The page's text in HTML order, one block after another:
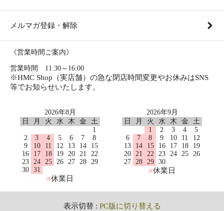
メルマガ登録・解除
《営業時間ご案内》
営業時間 11:30～16:00
※HMC Shop（実店舗）の急な閉店時間変更やお休みはSNS
等でお知らせいたします。
2026年8月
日
月 火 水 木 金
土
1
2
3 4 5 6 7
8
9
10 11 12 13 14
15
16
17 18 19 20 21
22
23
24 25 26 27 28
29
30 31
■休業日
2026年9月
日
月 火 水 木 金
土
1
2 3 4
5
6
7 8 9 10 11
12
13
14 15 16 17 18
19
20
21 22 23 24 25
26
27
28 29 30
■休業日
表示切替 : PC版に切り替える